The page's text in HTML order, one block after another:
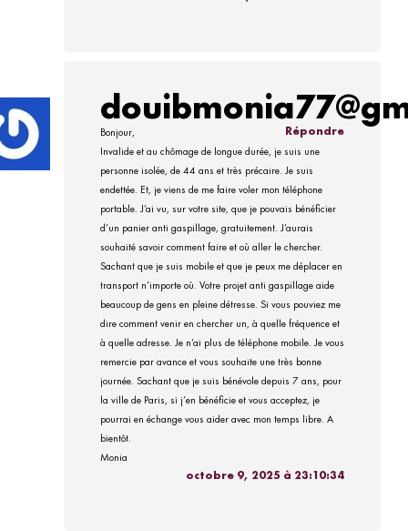
Répondre
Bonjour,
Invalide et au chômage de longue durée, je suis une
personne isolée, de 44 ans et très précaire. Je suis
endettée. Et, je viens de me faire voler mon téléphone
portable. J’ai vu, sur votre site, que je pouvais bénéficier
d’un panier anti gaspillage, gratuitement. J’aurais
souhaité savoir comment faire et où aller le chercher.
Sachant que je suis mobile et que je peux me déplacer en
transport n’importe où. Votre projet anti gaspillage aide
beaucoup de gens en pleine détresse. Si vous pouviez me
dire comment venir en chercher un, à quelle fréquence et
à quelle adresse. Je n’ai plus de téléphone mobile. Je vous
remercie par avance et vous souhaite une très bonne
journée. Sachant que je suis bénévole depuis 7 ans, pour
la ville de Paris, si j’en bénéficie et vous acceptez, je
pourrai en échange vous aider avec mon temps libre. A
bientôt.
Monia
octobre 9, 2025 à 23:10:34